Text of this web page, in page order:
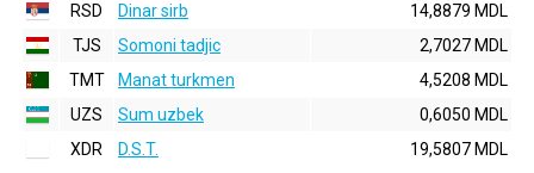
RSD
Dinar sirb
14,8879 MDL
TJS
Somoni tadjic
2,7027 MDL
TMT
Manat turkmen
4,5208 MDL
UZS
Sum uzbek
0,6050 MDL
XDR
D.S.T. 19,5807 MDL